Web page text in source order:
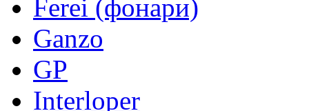
Ferei (фонари)
Ganzo
GP
Interloper